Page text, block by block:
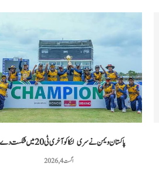
پاکستان ویمن نے سری لنکا کو آخری ٹی20 میں شکست دے دی
اگست 4, 2026
مراکش میں فوجی مشق کے دوران دو امریکی...